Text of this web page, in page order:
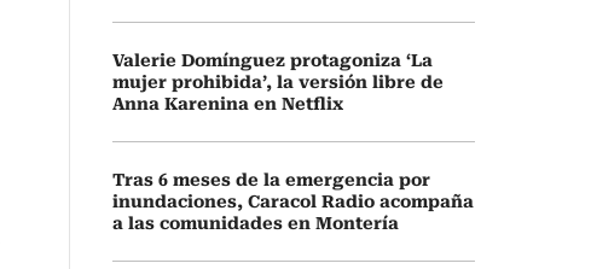
Valerie Domínguez protagoniza ‘La
mujer prohibida’, la versión libre de
Anna Karenina en Netflix
Tras 6 meses de la emergencia por
inundaciones, Caracol Radio acompaña
a las comunidades en Montería